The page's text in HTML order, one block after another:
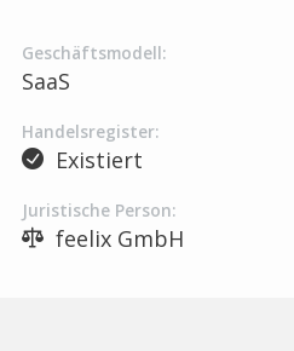
Geschäftsmodell:
SaaS
Handelsregister:
Existiert
Juristische Person:
feelix GmbH